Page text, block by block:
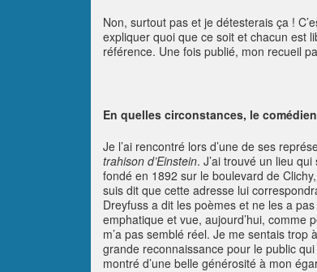
Non, surtout pas et je détesterais ça !
expliquer quoi que ce soit et chacun est
référence. Une fois publié, mon recueil
En quelles circonstances, le
Je l’ai rencontré lors d’une de ses
trahison d’Einstein. J’ai trouvé un lieu
fondé en 1892 sur le boulevard de
suis dit que cette adresse lui
Dreyfuss a dit les poèmes et ne les a
emphatique et vue, aujourd’hui, comme
m’a pas semblé réel. Je me sentais
grande reconnaissance pour le public
montré d’une belle générosité à mon